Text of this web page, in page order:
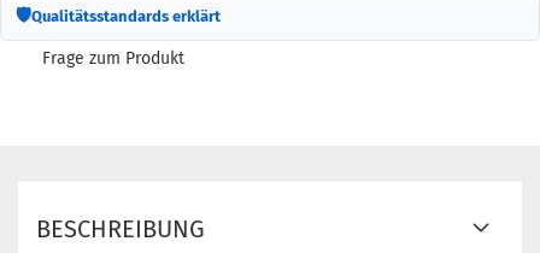
🛡Qualitätsstandards erklärt
Frage zum Produkt
BESCHREIBUNG